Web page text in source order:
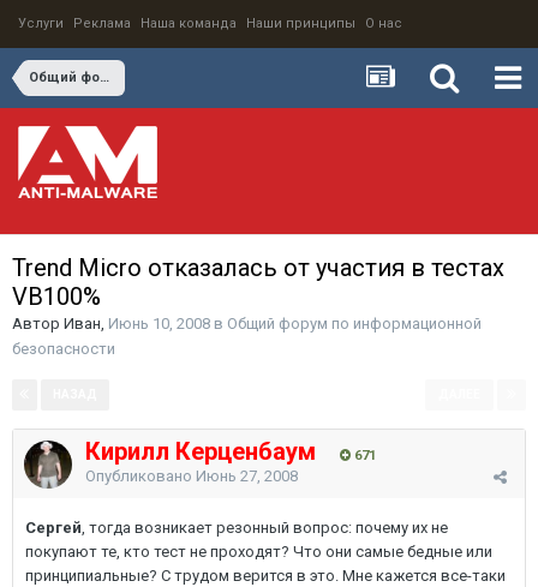
Услуги Реклама Наша команда Наши принципы О нас
Общий форум по информационной безопасности
Trend Micro отказалась от участия в тестах
VB100%
Автор Иван, Июнь 10, 2008 в Общий форум по информационной
безопасности
Кирилл Керценбаум 671
Опубликовано Июнь 27, 2008
Сергей, тогда возникает резонный вопрос: почему их не
покупают те, кто тест не проходят? Что они самые бедные или
принципиальные? С трудом верится в это. Мне кажется все-таки